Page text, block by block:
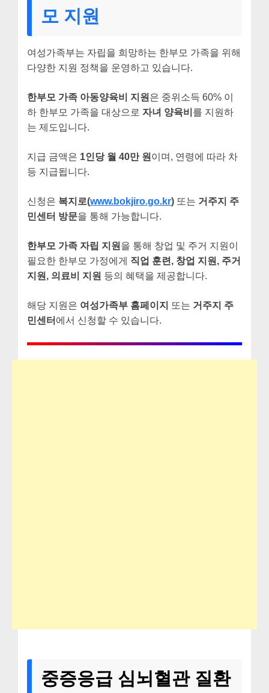
모 지원
여성가족부는 자립을 희망하는 한부모 가족을 위해
다양한 지원 정책을 운영하고 있습니다.
한부모 가족 아동양육비 지원 은 중위소득 60% 이
하 한부모 가족을 대상으로 자녀 양육비 를 지원하
는 제도입니다.
지급 금액은 1인당 월 40만 원 이며, 연령에 따라 차
등 지급됩니다.
신청은 복지로(www.bokjiro.go.kr) 또는 거주지 주
민센터 방문을 통해 가능합니다.
한부모 가족 자립 지원 을 통해 창업 및 주거 지원이
필요한 한부모 가정에게 직업 훈련, 창업 지원, 주거
지원, 의료비 지원 등의 혜택을 제공합니다.
해당 지원은 여성가족부 홈페이지 또는 거주지 주
민센터 에서 신청할 수 있습니다.
중증응급 심뇌혈관 질환